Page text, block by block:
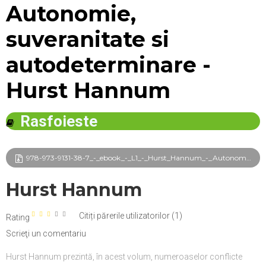
Autonomie,
suveranitate si
autodeterminare -
Hurst Hannum
Rasfoieste
978-973-9131-38-7_-_ebook_-_L1_-_Hurst_Hannum_-_Autonomie-suveranitate_si_autodeterminare_frg.pdf
Hurst Hannum
Rating Citiți părerile utilizatorilor (1 )
Scrieţi un comentariu
Hurst Hannum prezintă, în acest volum, numeroaselor conflicte